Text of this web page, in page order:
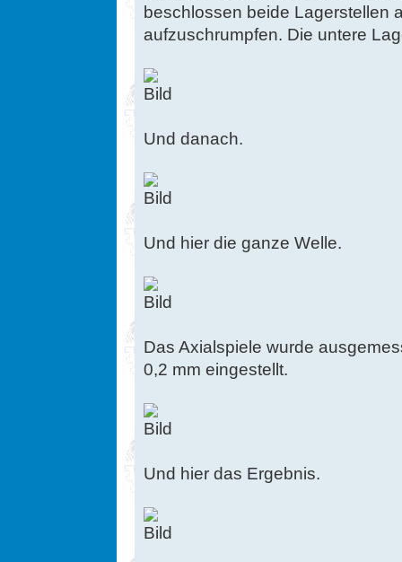
beschlossen beide Lagerstellen
aufzuschrumpfen. Die untere
Und danach.
Und hier die ganze Welle.
Das Axialspiele wurde
0,2 mm eingestellt.
Und hier das Ergebnis.